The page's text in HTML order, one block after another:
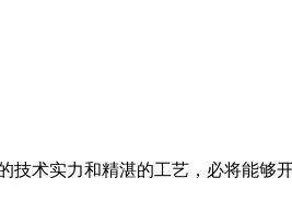
技术实力和精湛的工艺，必将能够